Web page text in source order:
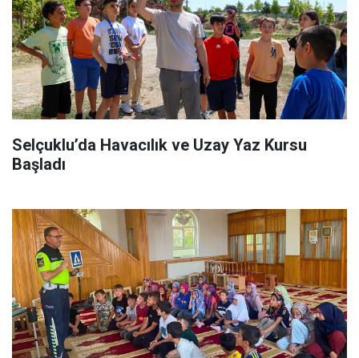
Selçuklu’da Havacılık ve Uzay Yaz Kursu
Başladı